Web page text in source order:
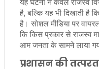
है, बल्कि यह भी दिखाती है
है। सोशल मीडिया पर
कि किस प्रकार से राजस्व
आम जनता के सामने लाया
प्रशासन की